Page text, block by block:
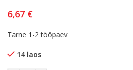
6,67 €
Tarne 1-2 tööpaev
14 laos